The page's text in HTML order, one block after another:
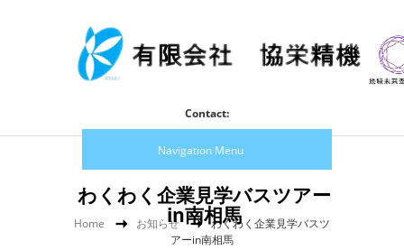
Contact:
Navigation Menu
Home お知らせ
わくわく企業見学バスツ
アーin南相馬
わくわく企業見学バスツアー
in南相馬